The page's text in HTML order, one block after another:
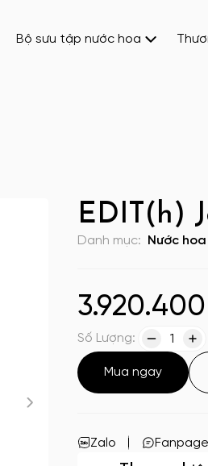
Bộ sưu tập nước hoa
EDIT(h)
Danh mục: Nước hoa
3.920.400
Số Lượng: 1
Mua ngay
Zalo Fanpage